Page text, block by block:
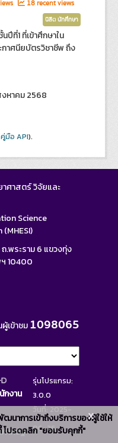
18 recent views
นิสิต นักศึกษา
ปีที่1 ที่เข้าศึกษาใน
าศนียบัตรวิชาชีพ ถึง
หาคม 2568
คู่มือ API).
ศาสตร์ วิจัยและ
Science
.พระราม 6 แขวงทุ่ง
ฯ 10400
เข้าชม1098065
กงาน
าครัฐ
รุ่นโปรแกรม:
3.0.0
วันที่: 2025-
06-26
นาการเข้าถึงบริการของผู้ใช้ให้
โปรดคลิก "ยอมรับคุกกี้"
x